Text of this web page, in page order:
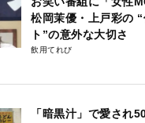
松岡茉優・上戸彩の
ト”の意外な大切さ
飲用てれび
「暗黒汁」で愛され